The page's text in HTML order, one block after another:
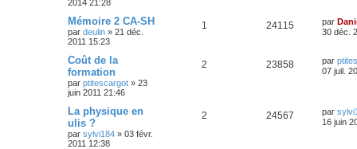
2014 21:28
Mémoire 2 CA-SH
par deulin » 21 déc.
2011 15:23
1 24115 par
30 déc.
Coût de la
formation
par ptitescargot » 23
juin 2011 21:46
2 23858 par
07 juil.
La physique en
ulis ?
par sylvi184 » 03 févr.
2011 12:38
2 24567 par
16 juin